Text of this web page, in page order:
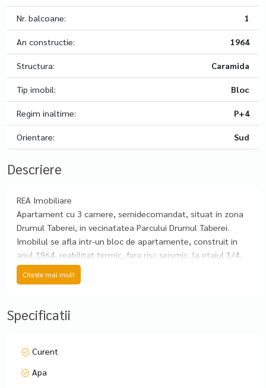
Nr. balcoane: 1
An constructie: 1964
Structura: Caramida
Tip imobil: Bloc
Regim inaltime: P+4
Orientare: Sud
Descriere
REA Imobiliare
Apartament cu 3 camere, semidecomandat, situat in zona
Drumul Taberei, in vecinatatea Parcului Drumul Taberei.
Imobilul se afla intr-un bloc de apartamente, construit in
anul 1964, reabilitat termic, fara risc seismic, la etajul 1/4,
detine o suprafata totala de 58 m.p, din care suprafata utila
este 55mp si balcon de 3 mp
bucatarie , 1 baie, 1 hol, deba, 1 balcon.
Apartamentul a fost recent renovat, se vinde mobilat,
Confortul termic este realizatde la reteaua edilitara de
In imediata apropiere se intalnesc puncte farmaceutice,
Citeste mai mult
Specificatii
Curent
Apa